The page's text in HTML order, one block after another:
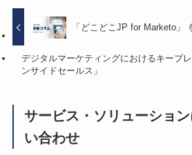
「どこどこJP for Marketo」
デジタルマーケティングにおけるキープ
ンサイドセールス」
サービス・ソリューショ
い合わせ